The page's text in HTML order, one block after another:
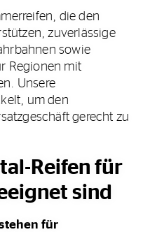
die den
zuverlässige
sowie
Regionen mit
Unsere
um den
gerecht zu
Reifen für
sind
für